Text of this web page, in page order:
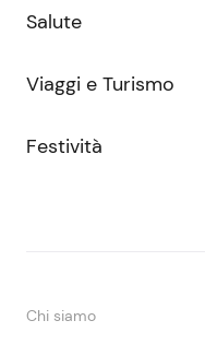
Salute
Viaggi e Turismo
Festività
Chi siamo